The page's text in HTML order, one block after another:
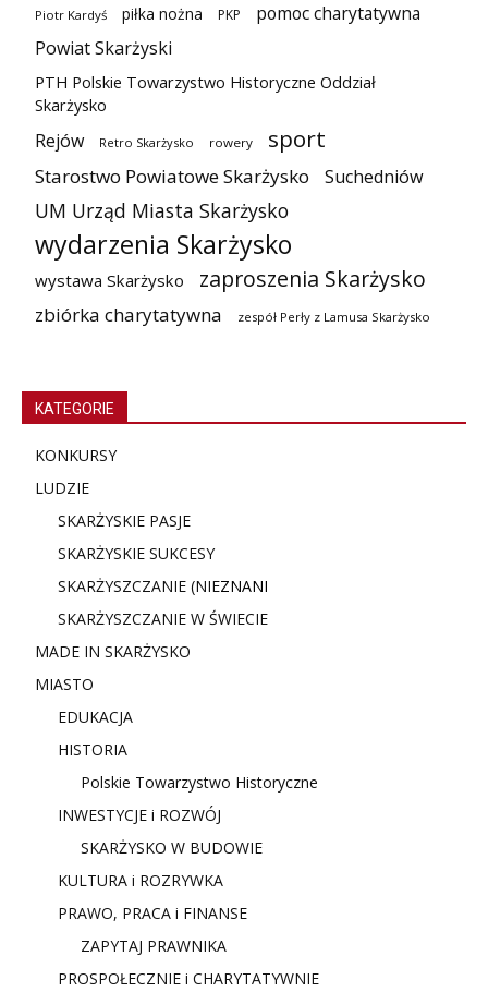
Piotr Kardyś piłka nożna PKP
pomoc charytatywna
Powiat Skarżyski
PTH Polskie Towarzystwo Historyczne Oddział
Skarżysko
Rejów Retro Skarżysko rowery sport
Starostwo Powiatowe Skarżysko Suchedniów
UM Urząd Miasta Skarżysko
wydarzenia Skarżysko
wystawa Skarżysko zaproszenia Skarżysko
zbiórka charytatywna zespół Perły z Lamusa Skarżysko
KATEGORIE
KONKURSY
LUDZIE
SKARŻYSKIE PASJE
SKARŻYSKIE SUKCESY
SKARŻYSZCZANIE (NIEZNANI
SKARŻYSZCZANIE W ŚWIECIE
MADE IN SKARŻYSKO
MIASTO
EDUKACJA
HISTORIA
Polskie Towarzystwo Historyczne
INWESTYCJE i ROZWÓJ
SKARŻYSKO W BUDOWIE
KULTURA i ROZRYWKA
PRAWO, PRACA i FINANSE
ZAPYTAJ PRAWNIKA
PROSPOŁECZNIE i CHARYTATYWNIE